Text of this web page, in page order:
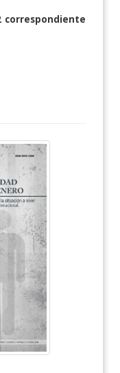
correspondiente